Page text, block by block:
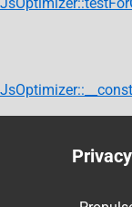
Footer